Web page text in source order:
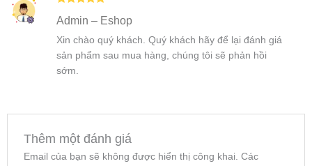
hạng55
Admin – Eshop
Xin chào quý khách. Quý khách hãy để lại đánh giá
sản phẩm sau mua hàng, chúng tôi sẽ phản hồi
sớm.
Thêm một đánh giá
Email của bạn sẽ không được hiển thị công khai. Các